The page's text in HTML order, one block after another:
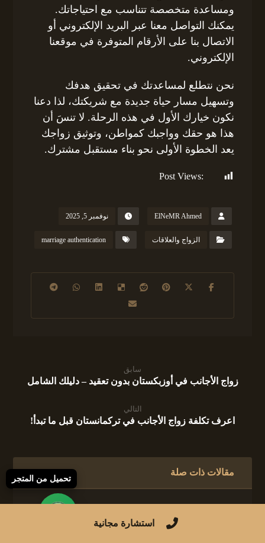
ومساعدة متخصصة تتناسب مع احتياجاتك.
يمكنك التواصل معنا عبر البريد الإلكتروني أو
الاتصال بنا على الأرقام المتوفرة في موقعنا
الإلكتروني.
نحن نتطلع لمساعدتك في تحقيق هدفك
وتسهيل مسار حياة جديدة مع شريكتك، لذا دعنا
نكون خيارك الأول في هذه الرحلة. لا تنسَ أن
هذا هو حقك وواجبك كمواطن، وتوثيق زواجك
يعد الخطوة الأولى نحو بناء مستقبل مشترك.
Post Views:
ElNeMR Ahmed نوفمبر 5, 2025
الزواج والعلاقات marriage authentication
سابق
زواج الأجانب في أوزبكستان بدون تعقيد – دليلك الشامل
التالي
اعرف تكلفة زواج الأجانب في تركمانستان قبل ما تبدأ!
مقالات ذات صلة
إثبات زواج الأجانب في العراق
استشارة مجانية
تحميل من المتجر